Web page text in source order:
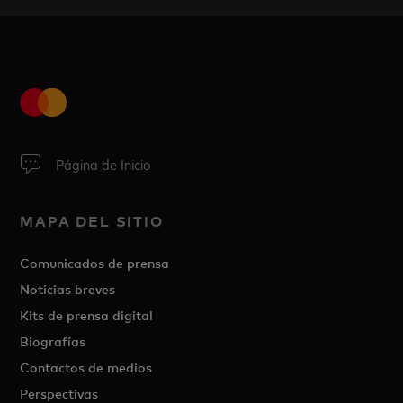
Página de Inicio
MAPA DEL SITIO
Comunicados de prensa
Noticias breves
Kits de prensa digital
Biografías
Contactos de medios
Perspectivas